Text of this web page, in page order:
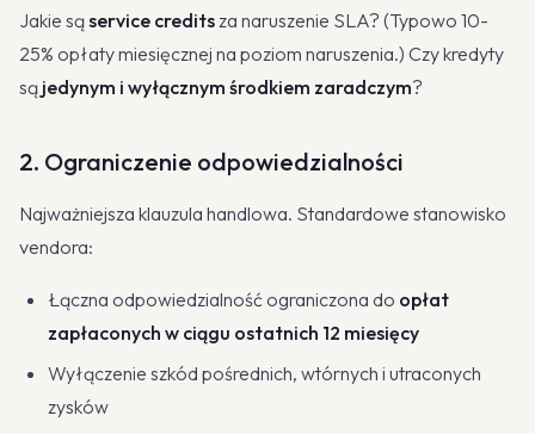
Jakie sąservice creditsza naruszenie SLA? (Typowo 10-
25% opłaty miesięcznej na poziom naruszenia.) Czy kredyty
są jedynym i wyłącznym środkiem zaradczym?
2. Ograniczenie odpowiedzialności
Najważniejsza klauzula handlowa. Standardowe stanowisko
vendora:
Łączna odpowiedzialność ograniczona do opłat
zapłaconych w ciągu ostatnich 12 miesięcy
Wyłączenie szkód pośrednich, wtórnych i utraconych
zysków